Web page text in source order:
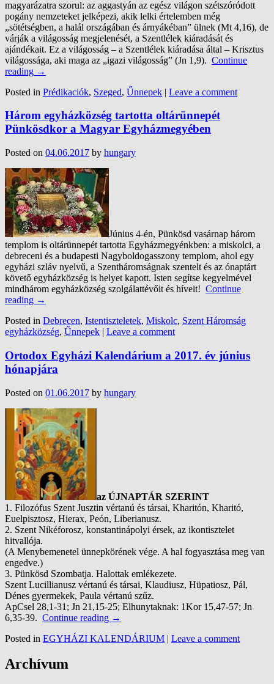
magyarázatra szorul: az aggastyán az egész világon szétszóródott
pogány nemzeteket jelképezi, akik lelki értelemben még
„sötétségben, a halál országában és árnyákéban” ülnek (Mt 4,16), de
várják a világosság megjelenését, a Szentlélek kiáradását és
ajándékait. Ez a világosság – a Szentlélek kiáradása által – Krisztus
világossága, aki maga az „igazi világosság” (Jn 1,9). Continue
reading →
Posted in Prédikaciók, Szeged, Űnnepek | Leave a comment
Három egyházközség tartotta oltárünnepét
Pünkösdkor a Magyar Egyházmegyében
Posted on 04.06.2017 by hungary
Június 4-én, Pünkösd vasárnap három
templom is oltárünnepét tartotta Egyházmegyénkben: a miskolci, a
debreceni és a budapesti Nagyboldogasszony templom, ahol egy
egyházi szláv nyelvű, a Szentháromságnak szentelt és az ónaptárt
követő egyházközség is helyet kapott. Isten segítse kegyelmével
mindhárom egyházközség szolgálattévőit és híveit! Continue
reading →
Posted in Debrecen, Istentiszteletek, Miskolc, Szent Háromság
egyházközség, Űnnepek | Leave a comment
Ortodox Egyházi Kalendárium a 2017. év június
hónapjára
Posted on 01.06.2017 by hungary
az ÚJNAPTÁR SZERINT
1. Filozófus Szent Jusztin vértanú és társai, Kharitón, Kharitó,
Euelpisztosz, Hierax, Peón, Liberianusz.
2. Szent Nikéforosz, konstantinápolyi érsek, az ikontisztelet
hitvallója.
(A Menybemenetel ünnepkörének vége. A hal fogyasztása meg van
engedve.)
3. Pünkösd Szombatja. Halottak emlékezete.
Szent Lucillianusz vértanú és társai, Klaudiusz, Hüpatiosz, Pál,
Dénes gyermekek, Paula vértanú szűz.
ApCsel 28,1-31; Jn 21,15-25; Elhunytaknak: 1Kor 15,47-57; Jn
6,35-39. Continue reading →
Posted in EGYHÁZI KALENDÁRIUM | Leave a comment
Archívum